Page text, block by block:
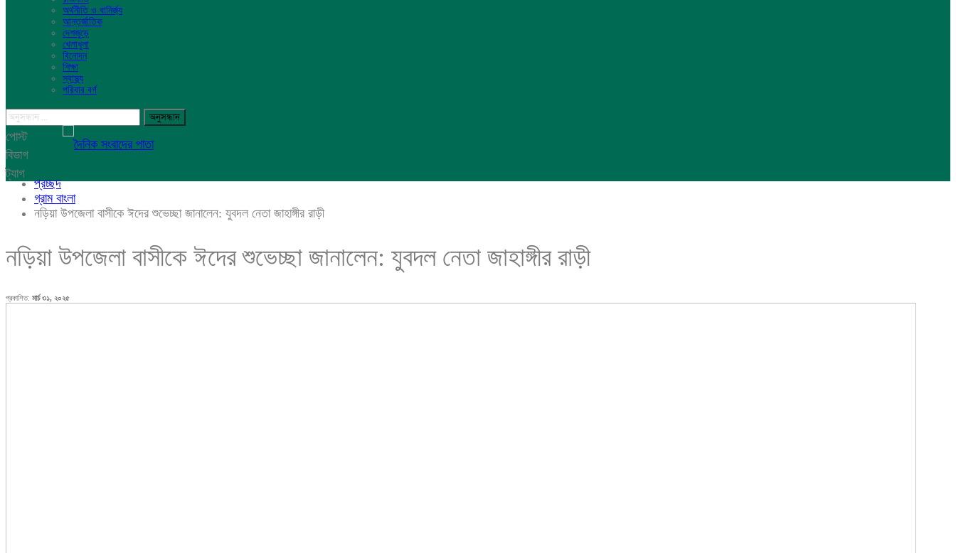
অর্থনীতি ও বানির্জ্য
আন্তর্জাতিক
দেশজুড়ে
খেলাধুলা
বিনোদন
শিক্ষা
স্বাস্থ্য
পরিবার বর্গ
পোস্ট
বিভাগ
ট্যাগ
প্রচ্ছদ
গ্রাম বাংলা
নড়িয়া উপজেলা বাসীকে ঈদের শুভেচ্ছা জানালেন: যুবদল নেতা জাহাঙ্গীর রাড়ী
নড়িয়া উপজেলা বাসীকে ঈদের শুভেচ্ছা জানালেন: যুবদল নেতা জাহাঙ্গীর রাড়ী
প্রকাশিত: মার্চ ৩১, ২০২৫